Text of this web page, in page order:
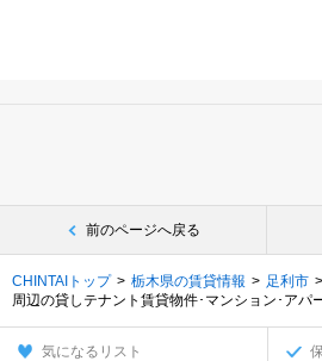
前のページへ戻る
CHINTAIトップ 栃木県の賃貸情報 足利市
周辺の貸しテナント賃貸物件･マンション･アパ
気になるリスト